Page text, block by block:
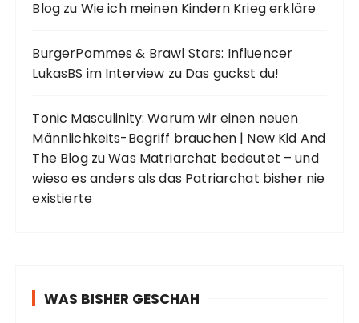
Blog zu Wie ich meinen Kindern Krieg erkläre
BurgerPommes & Brawl Stars: Influencer
LukasBS im Interview zu Das guckst du!
Tonic Masculinity: Warum wir einen neuen
Männlichkeits-Begriff brauchen | New Kid And
The BlogzuWas Matriarchat bedeutet – und
wieso es anders als das Patriarchat bisher nie
existierte
WAS BISHER GESCHAH